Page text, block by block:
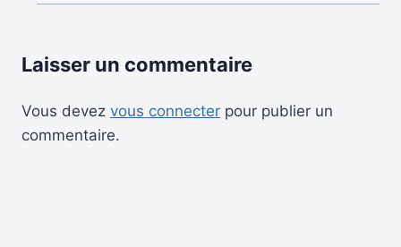
Laisser un commentaire
Vous devez vous connecter pour publier un
commentaire.